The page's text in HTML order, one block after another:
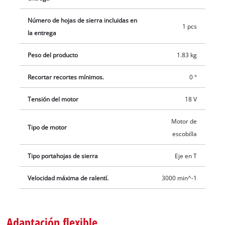
desgarros. Para cortes especialmente rectos, se puede acoplar
a la sierra de calar la guía paralela suministrada. Incluye una
hoja de sierra de calar para madera. El producto no incluye
batería ni cargador. Éstos están disponibles por separado, por
ejemplo en un práctico juego de inicio.
Número de hojas de sierra incluidas en
la entrega
1 pcs
Peso del producto 1.83 kg
Recortar recortes mínimos. 0 °
Tensión del motor 18 V
Tipo de motor
Motor de
escobilla
Tipo portahojas de sierra Eje en T
Velocidad máxima de ralentí. 3000 min^-1